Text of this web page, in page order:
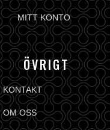
MITT KONTO
ÖVRIGT
KONTAKT
OM OSS